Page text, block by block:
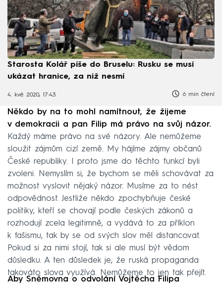
Starosta Kolář píše do Bruselu: Rusku se musí
ukázat hranice, za niž nesmí
4. kvě 2020, 17:43 6 min čtení
Někdo by na to mohl namítnout, že žijeme
v demokracii a pan Filip má právo na svůj názor.
Každý máme právo na své názory. Ale nemůžeme
sloužit zájmům cizí země. My hájíme zájmy občanů
České republiky. I proto jsme do těchto funkcí byli
zvoleni. Nemyslím si, že bychom se měli schovávat za
možnost vyslovit nějaký názor. Musíme za to nést
odpovědnost. Jestliže někdo zpochybňuje české
politiky, kteří se chovají podle českých zákonů a
rozhodují zcela legitimně, a vydává to za příklon
k fašismu, tak by se od svých slov měl distancovat.
Pokud si za nimi stojí, tak si ale musí být vědom
důsledku. A ten důsledek je, že ruská propaganda
takováto slova využívá. Nemůžeme to jen tak přejít.
Aby Sněmovna o odvolání Vojtěcha Filipa